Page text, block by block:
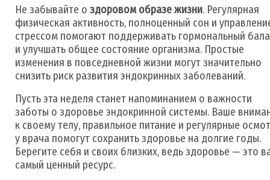
Не забывайте о здоровом образе жизни. Регулярная
физическая активность, полноценный сон и
стрессом помогают поддерживать гормональный
и улучшать общее состояние организма. Простые
изменения в повседневной жизни могут значительно
снизить риск развития эндокринных заболеваний.
Пусть эта неделя станет напоминанием о важности
заботы о здоровье эндокринной системы. Ваше
к своему телу, правильное питание и регулярные
у врача помогут сохранить здоровье на долгие годы.
Берегите себя и своих близких, ведь здоровье — это
самый ценный ресурс.